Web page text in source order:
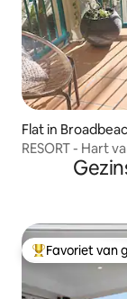
Flat in
RESORT - Hart
Topfavoriet
Favoriet van